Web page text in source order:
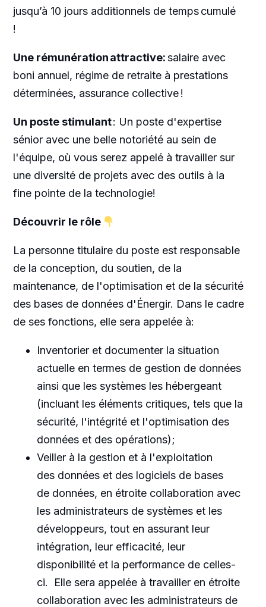
jusqu’à 10 jours additionnels de temps cumulé
!
Une rémunération attractive:salaire avec
boni annuel, régime de retraite à prestations
déterminées, assurance collective !
Un poste stimulant: Un poste d'expertise
sénior avec une belle notoriété au sein de
l'équipe, où vous serez appelé à travailler sur
une diversité de projets avec des outils à la
fine pointe de la technologie!
Découvrir le rôle
La personne titulaire du poste est responsable
de la conception, du soutien, de la
maintenance, de l'optimisation et de la sécurité
des bases de données d'Énergir. Dans le cadre
de ses fonctions, elle sera appelée à:
Inventorier et documenter la situation
actuelle en termes de gestion de données
ainsi que les systèmes les hébergeant
(incluant les éléments critiques, tels que la
sécurité, l'intégrité et l'optimisation des
données et des opérations);
Veiller à la gestion et à l'exploitation
des données et des logiciels de bases
de données, en étroite collaboration avec
les administrateurs de systèmes et les
développeurs, tout en assurant leur
intégration, leur efficacité, leur
disponibilité et la performance de celles-
ci. Elle sera appelée à travailler en étroite
collaboration avec les administrateurs de